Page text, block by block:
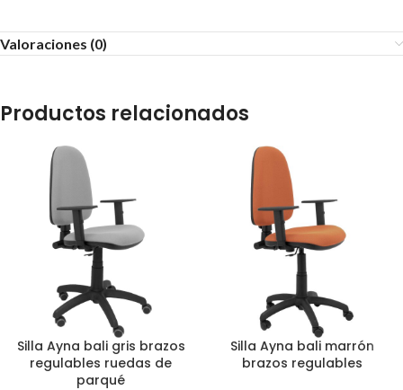
Valoraciones (0)
Productos relacionados
Silla Ayna bali gris brazos
regulables ruedas de
parqué
Silla Ayna bali marrón
brazos regulables